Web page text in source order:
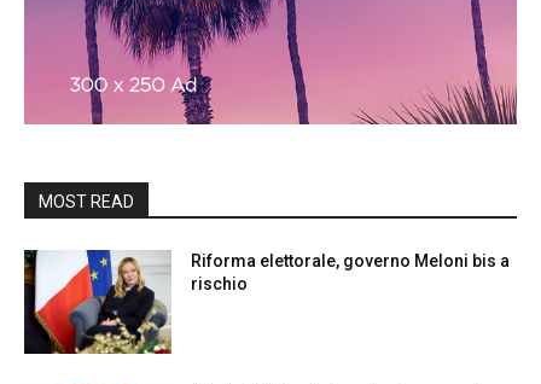
MOST READ
Riforma elettorale, governo Meloni bis a
rischio